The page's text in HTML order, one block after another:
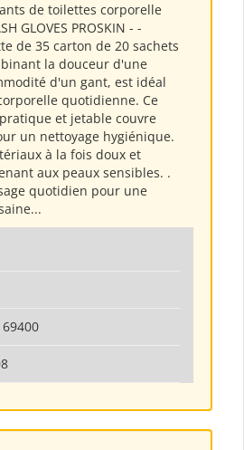
de toilettes corporelle
GLOVES PROSKIN - -
de 35 carton de 20 sachets
la douceur d'une
d'un gant, est idéal
quotidienne. Ce
et jetable couvre
un nettoyage hygiénique.
à la fois doux et
aux peaux sensibles. .
quotidien pour une
69400